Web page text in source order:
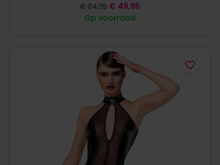
Op voorraad
€ 84,95 € 49,95